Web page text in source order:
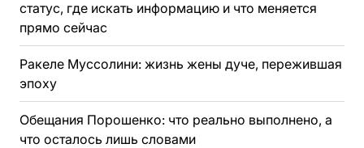
статус, где искать информацию и что меняется
прямо сейчас
Ракеле Муссолини: жизнь жены дуче, пережившая
эпоху
Обещания Порошенко: что реально выполнено, а
что осталось лишь словами